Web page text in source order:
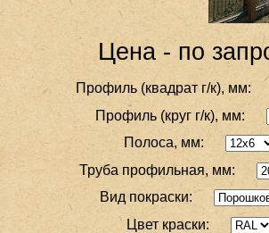
Цена - по
Профиль (квадрат г/к), мм:
Профиль (круг г/к), мм:
Полоса, мм:
Труба профильная, мм:
Вид покраски:
Цвет краски: